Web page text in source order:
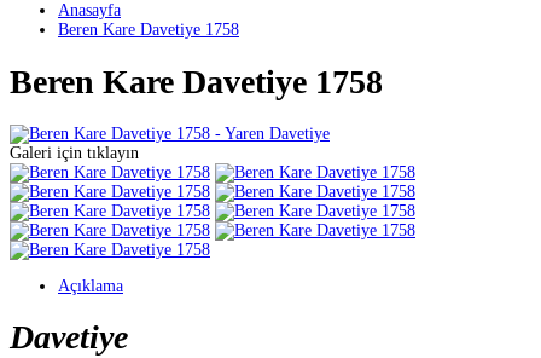
Anasayfa
Beren Kare Davetiye 1758
Beren Kare Davetiye 1758
Galeri için tıklayın
Açıklama
Davetiye